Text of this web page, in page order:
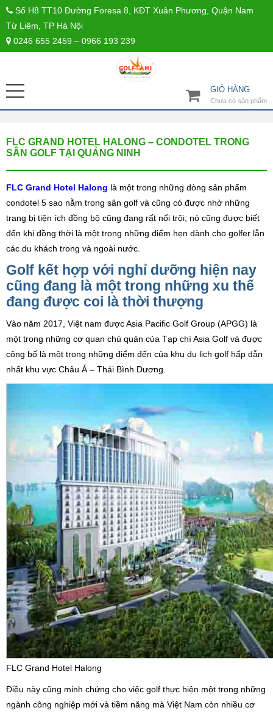
Số H8 TT10 Đường Foresa 8, KĐT Xuân Phương, Quận Nam
Từ Liêm, TP Hà Nội
0246 655 2459 – 0966 193 239
GIỎ HÀNG
Chưa có sản phẩm
FLC GRAND HOTEL HALONG – CONDOTEL TRONG
SÂN GOLF TẠI QUẢNG NINH
FLC Grand Hotel Halong là một trong những dòng sản phẩm
condotel 5 sao nằm trong sân golf và cũng có được nhờ những
trang bị tiện ích đồng bộ cũng đang rất nổi trội, nó cũng được biết
đến khi đồng thời là một trong những điểm hẹn dành cho golfer lẫn
các du khách trong và ngoài nước.
Golf kết hợp với nghỉ dưỡng hiện nay
cũng đang là một trong những xu thế
đang được coi là thời thượng
Vào năm 2017, Việt nam được Asia Pacific Golf Group (APGG) là
một trong những cơ quan chủ quản của Tạp chí Asia Golf và được
công bố là một trong những điểm đến của khu du lịch golf hấp dẫn
nhất khu vực Châu Á – Thái Bình Dương.
FLC Grand Hotel Halong
Điều này cũng minh chứng cho việc golf thực hiện một trong những
ngành công nghiệp mới và tiềm năng mà Việt Nam còn nhiều cơ